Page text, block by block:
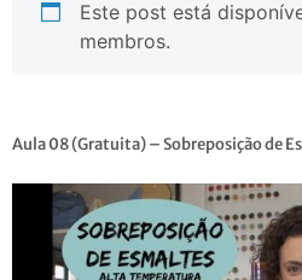
Este post está
membros.
Aula 08 (Gratuita) – Sobreposição de